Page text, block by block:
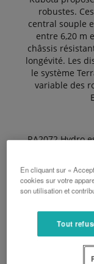
robustes.
central souple
entre 6,20 m
châssis
longévité. Les
le système
variable des
RA2072 Hydro
hauteur de
hauteur
En cliquant sur «
cookies sur votre
son utilisation et
Tout